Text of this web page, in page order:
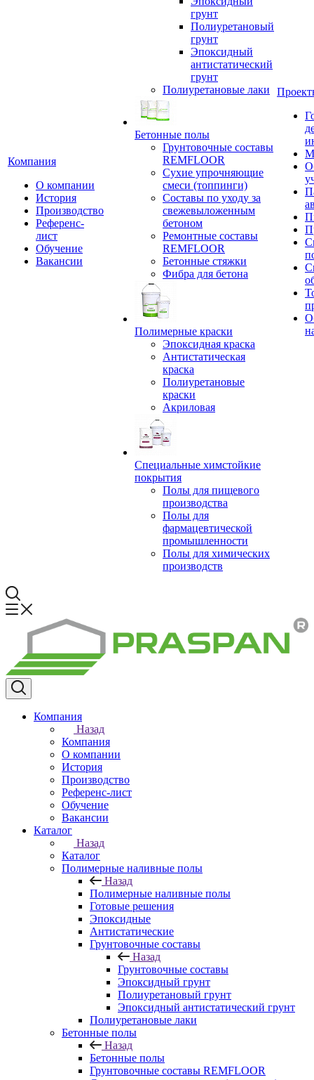
Компания
О компании
История
Производство
Референс-
лист
Обучение
Вакансии
грунт
Полиуретановый
грунт
Эпоксидный
антистатический
грунт
Полиуретановые лаки
Бетонные полы
Грунтовочные составы
REMFLOOR
Сухие упрочняющие
смеси (топпинги)
Составы по уходу за
свежевыложенным
бетоном
Ремонтные составы
REMFLOOR
Бетонные стяжки
Фибра для бетона
Полимерные краски
Эпоксидная краска
Антистатическая
краска
Полиуретановые
краски
Акриловая
Специальные химстойкие
покрытия
Полы для пищевого
производства
Полы для
фармацевтической
промышленности
Полы для химических
производств
Компания
Назад
Компания
О компании
История
Производство
Референс-лист
Обучение
Вакансии
Каталог
Назад
Каталог
Полимерные наливные полы
Назад
Полимерные наливные полы
Готовые решения
Эпоксидные
Антистатические
Грунтовочные составы
Назад
Грунтовочные составы
Эпоксидный грунт
Полиуретановый грунт
Эпоксидный антистатический грунт
Полиуретановые лаки
Бетонные полы
Назад
Бетонные полы
Грунтовочные составы REMFLOOR